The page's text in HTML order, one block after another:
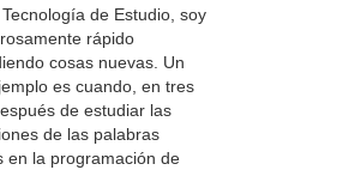
de Estudio, soy
rápido
cosas nuevas. Un
es cuando, en tres
de estudiar las
de las palabras
en la programación de